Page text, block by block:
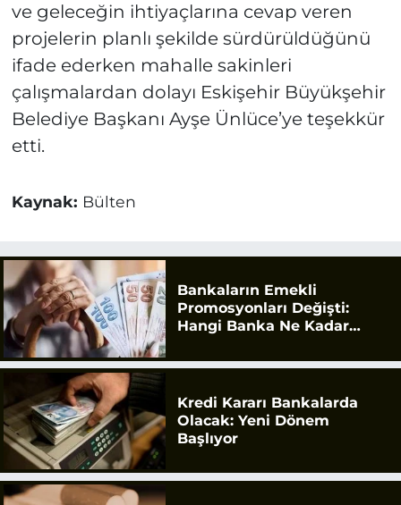
ve geleceğin ihtiyaçlarına cevap veren
projelerin planlı şekilde sürdürüldüğünü
ifade ederken mahalle sakinleri
çalışmalardan dolayı Eskişehir Büyükşehir
Belediye Başkanı Ayşe Ünlüce’ye teşekkür
etti.
Kaynak: Bülten
Bankaların Emekli
Promosyonları Değişti:
Hangi Banka Ne Kadar
Kredi Kararı Bankalarda
Olacak: Yeni Dönem
Başlıyor